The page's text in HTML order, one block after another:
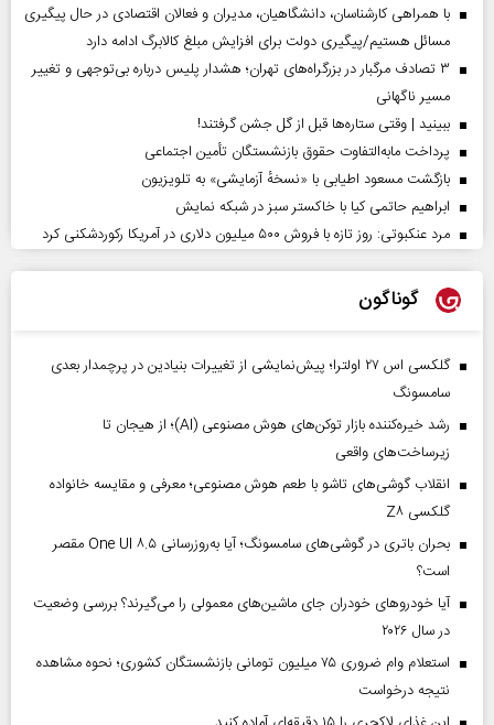
با همراهی کارشناسان، دانشگاهیان، مدیران و فعالان اقتصادی در حال پیگیری
مسائل هستیم/پیگیری دولت برای افزایش مبلغ کالابرگ ادامه دارد
۳ تصادف مرگبار در بزرگراه‌های تهران؛ هشدار پلیس درباره بی‌توجهی و تغییر
مسیر ناگهانی
ببینید | وقتی ستاره‌ها قبل از گل جشن گرفتند!
پرداخت مابه‌التفاوت حقوق بازنشستگان تأمین اجتماعی
بازگشت مسعود اطیابی با «نسخهٔ آزمایشی» به تلویزیون
ابراهیم حاتمی کیا با خاکستر سبز در شبکه نمایش
مرد عنکبوتی: روز تازه با فروش ۵۰۰ میلیون دلاری در آمریکا رکوردشکنی کرد
گوناگون
گلکسی اس ۲۷ اولترا؛ پیش‌نمایشی از تغییرات بنیادین در پرچمدار بعدی
سامسونگ
رشد خیره‌کننده بازار توکن‌های هوش مصنوعی (AI)؛ از هیجان تا
زیرساخت‌های واقعی
انقلاب گوشی‌های تاشو‌ با طعم هوش مصنوعی؛ معرفی و مقایسه خانواده
گلکسی Z۸
بحران باتری در گوشی‌های سامسونگ؛ آیا به‌روزرسانی One UI ۸.۵ مقصر
است؟
آیا خودروهای خودران جای ماشین‌های معمولی را می‌گیرند؟ بررسی وضعیت
در سال ۲۰۲۶
استعلام وام ضروری ۷۵ میلیون تومانی بازنشستگان کشوری؛ نحوه مشاهده
نتیجه درخواست